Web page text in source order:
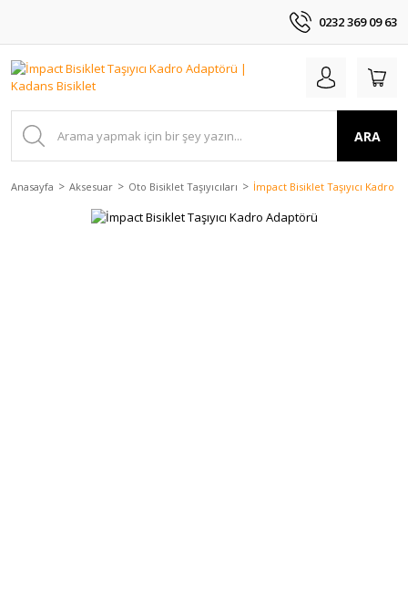
0232 369 09 63
ARA
Anasayfa Aksesuar Oto Bisiklet Taşıyıcıları İmpact Bisiklet Taşıyıcı Kadro